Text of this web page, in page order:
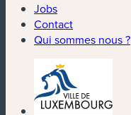
Jobs
Contact
Qui sommes nous ?